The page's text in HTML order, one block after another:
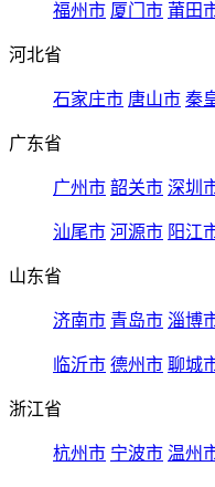
福州市 厦门市 莆田
河北省
石家庄市 唐山市 秦
广东省
广州市 韶关市 深圳
汕尾市 河源市 阳江
山东省
济南市 青岛市 淄博
临沂市 德州市 聊城
浙江省
杭州市 宁波市 温州